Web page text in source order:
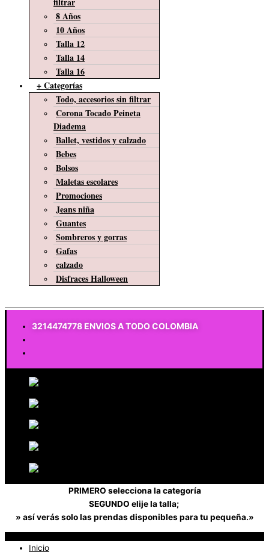
8 Años
10 Años
Talla 12
Talla 14
Talla 16
+ Categorías
Todo, accesorios sin filtrar
Corona Tocado Peineta
Diadema
Ballet, vestidos y calzado
Bebes
Bolsos
Maletas escolares
Promociones
Jeans niña
Guantes
Sombreros y gorras
Gafas
calzado
Disfraces Halloween
3214474778 ENVIOS A TODO COLOMBIA
PRIMERO selecciona la categoría
SEGUNDO elije la talla;
» así verás solo las prendas disponibles para tu pequeña.»
Inicio